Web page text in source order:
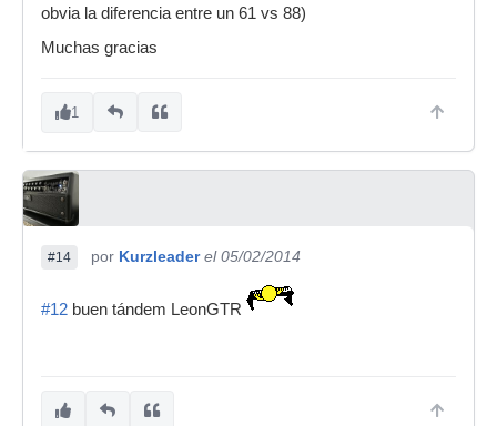
obvia la diferencia entre un 61 vs 88)
Muchas gracias
1
#14 por Kurzleader el 05/02/2014
#12 buen tándem LeonGTR